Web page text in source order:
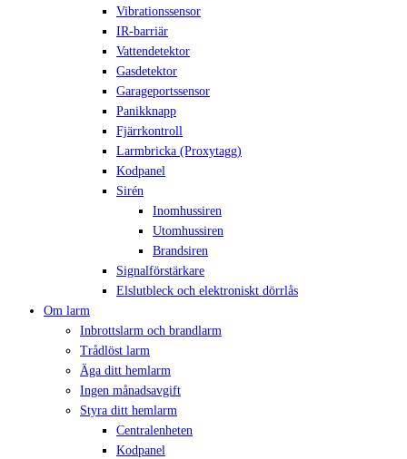
Vibrationssensor
IR-barriär
Vattendetektor
Gasdetektor
Garageportssensor
Panikknapp
Fjärrkontroll
Larmbricka (Proxytagg)
Kodpanel
Sirén
Inomhussiren
Utomhussiren
Brandsiren
Signalförstärkare
Elslutbleck och elektroniskt dörrlås
Om larm
Inbrottslarm och brandlarm
Trådlöst larm
Äga ditt hemlarm
Ingen månadsavgift
Styra ditt hemlarm
Centralenheten
Kodpanel